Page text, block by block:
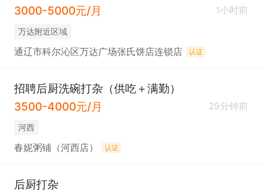
3000-5000元/月
1小时前
万达附近区域
通辽市科尔沁区万达广场张氏饼店连锁店 认证
招聘后厨洗碗打杂（供吃＋满勤）
3500-4000元/月
29分钟前
河西
春妮粥铺（河西店） 认证
后厨打杂